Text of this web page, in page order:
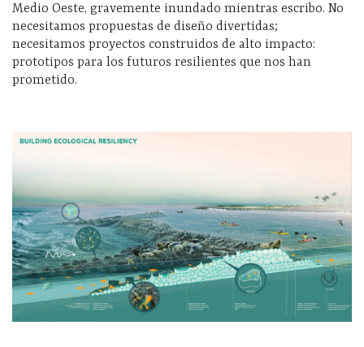
Medio Oeste, gravemente inundado mientras escribo. No
necesitamos propuestas de diseño divertidas;
necesitamos proyectos construidos de alto impacto:
prototipos para los futuros resilientes que nos han
prometido.